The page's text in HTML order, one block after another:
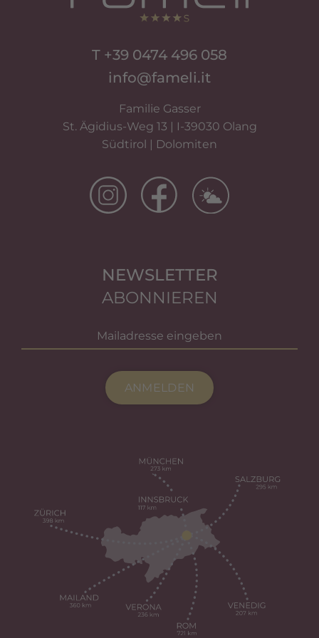
T +39 0474 496 058
info@fameli.it
Familie Gasser
St. Ägidius-Weg 13 | I-39030 Olang
Südtirol | Dolomiten
NEWSLETTER
ABONNIEREN
ANMELDEN